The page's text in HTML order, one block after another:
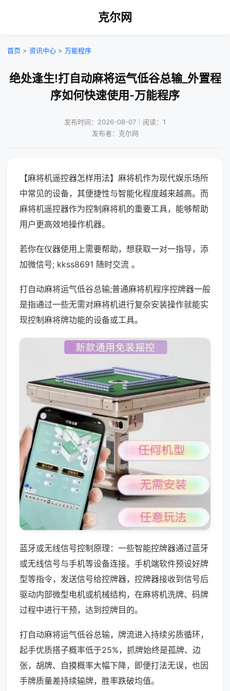
克尔网
首页 > 资讯中心 > 万能程序
绝处逢生!打自动麻将运气低谷总输_外置程
序如何快速使用-万能程序
发布时间：2026-08-07｜阅读：1
发布者：克尔网
【麻将机遥控器怎样用法】麻将机作为现代娱乐场所
中常见的设备，其便捷性与智能化程度越来越高。而
麻将机遥控器作为控制麻将机的重要工具，能够帮助
用户更高效地操作机器。
若你在仪器使用上需要帮助，想获取一对一指导，添
加微信号; kkss8691 随时交流 。
打自动麻将运气低谷总输;普通麻将机程序控牌器一般
是指通过一些无需对麻将机进行复杂安装操作就能实
现控制麻将牌功能的设备或工具。
蓝牙或无线信号控制原理：一些智能控牌器通过蓝牙
或无线信号与手机等设备连接。手机端软件预设好牌
型等指令，发送信号给控牌器，控牌器接收到信号后
驱动内部微型电机或机械结构，在麻将机洗牌、码牌
过程中进行干预，达到控牌目的。
打自动麻将运气低谷总输，牌流进入持续劣质循环，
起手优质搭子概率低于25%，抓牌始终是孤牌、边
张，胡牌、自摸概率大幅下降，即便打法无误，也因
手牌质量差持续输牌，胜率跌破均值。